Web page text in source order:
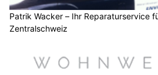
Patrik Wacker – Ihr Reparaturservice
Zentralschweiz